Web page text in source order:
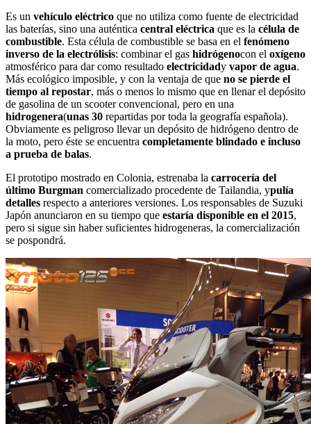
Es un vehículo eléctrico que no utiliza como fuente de electricidad
las baterías, sino una auténtica central eléctrica que es la célula de
combustible. Esta célula de combustible se basa en el fenómeno
inverso de la electrólisis: combinar el gas hidrógenocon el oxígeno
atmosférico para dar como resultado electricidady vapor de agua.
Más ecológico imposible, y con la ventaja de que no se pierde el
tiempo al repostar, más o menos lo mismo que en llenar el depósito
de gasolina de un scooter convencional, pero en una
hidrogenera(unas 30 repartidas por toda la geografía española).
Obviamente es peligroso llevar un depósito de hidrógeno dentro de
la moto, pero éste se encuentra completamente blindado e incluso
a prueba de balas.
El prototipo mostrado en Colonia, estrenaba la carrocería del
último Burgman comercializado procedente de Tailandia, ypulía
detalles respecto a anteriores versiones. Los responsables de Suzuki
Japón anunciaron en su tiempo que estaría disponible en el 2015,
pero si sigue sin haber suficientes hidrogeneras, la comercialización
se pospondrá.